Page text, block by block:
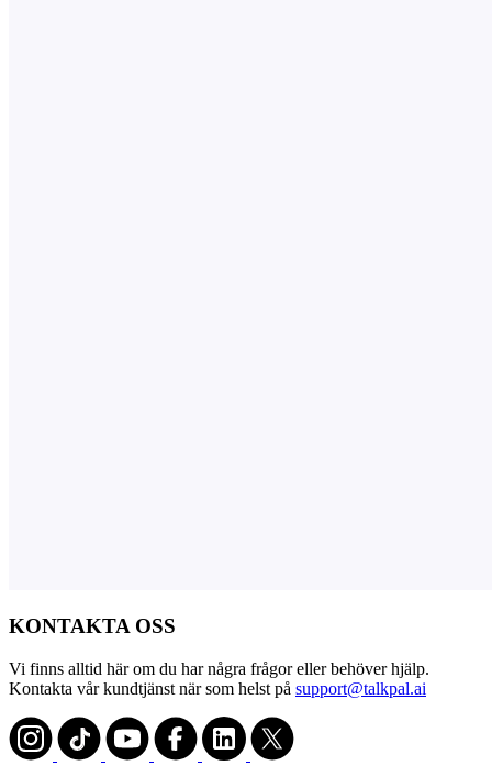
KONTAKTA OSS
Vi finns alltid här om du har några frågor eller behöver hjälp.
Kontakta vår kundtjänst när som helst på support@talkpal.ai